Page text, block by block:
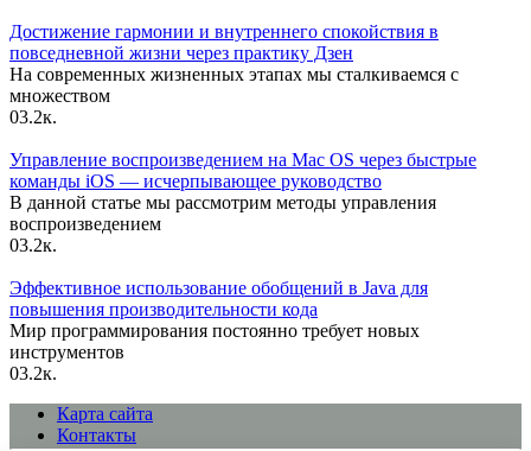
Достижение гармонии и внутреннего спокойствия в
повседневной жизни через практику Дзен
На современных жизненных этапах мы сталкиваемся с
множеством
03.2к.
Управление воспроизведением на Mac OS через быстрые
команды iOS — исчерпывающее руководство
В данной статье мы рассмотрим методы управления
воспроизведением
03.2к.
Эффективное использование обобщений в Java для
повышения производительности кода
Мир программирования постоянно требует новых
инструментов
03.2к.
Карта сайта
Контакты